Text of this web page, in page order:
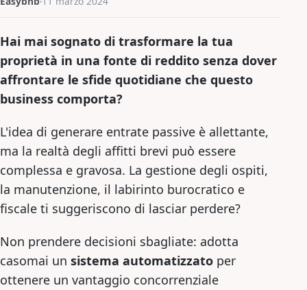
Hai mai sognato di trasformare la tua
proprietà in una fonte di reddito senza dover
affrontare le sfide quotidiane che questo
business comporta?
L'idea di generare entrate passive è allettante,
ma la realtà degli affitti brevi può essere
complessa e gravosa. La gestione degli ospiti,
la manutenzione, il labirinto burocratico e
fiscale ti suggeriscono di lasciar perdere?
Non prendere decisioni sbagliate: adotta
casomai un sistema automatizzato per
ottenere un vantaggio concorrenziale